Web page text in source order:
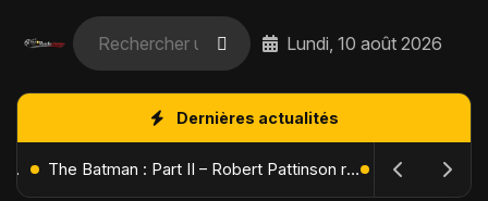
Lundi, 10 août 2026
Dernières actualités
L'Âge de Glace : Le Réveil du Volcan – Manny, Sid et Diego de retour pour une aventure explosive The Batman : Part II – Robert Pattinson replonge dans les ténèbres de Gotham dès octobre 2027